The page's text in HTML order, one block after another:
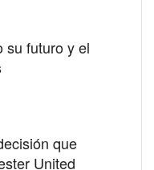
su futuro y el
que
United